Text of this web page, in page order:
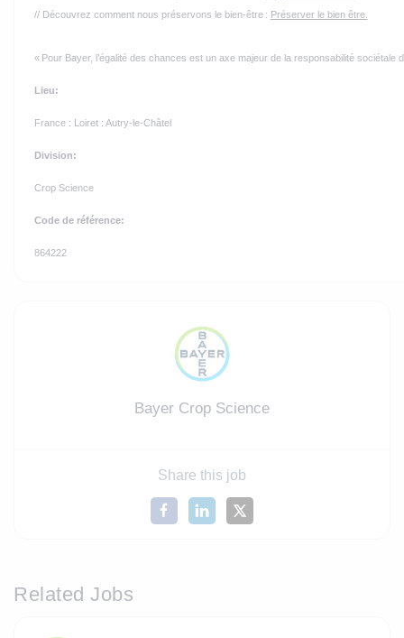
// Découvrez comment nous préservons le bien-être : Préserver le bien être.
« Pour Bayer, l’égalité des chances est un axe majeur de la responsabilité sociétale
Lieu:
France : Loiret : Autry-le-Châtel
Division:
Crop Science
Code de référence:
864222
Bayer Crop Science
Share this job
Related Jobs